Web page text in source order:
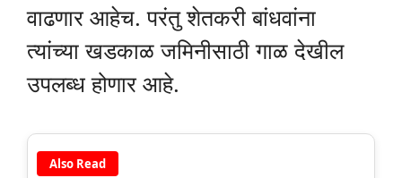
वाढणार आहेच. परंतु शेतकरी बांधवांना
त्यांच्या खडकाळ जमिनीसाठी गाळ देखील
उपलब्ध होणार आहे.
Also Read